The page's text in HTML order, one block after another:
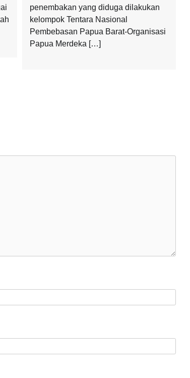
penembakan yang diduga dilakukan
kelompok Tentara Nasional
Pembebasan Papua Barat-Organisasi
Papua Merdeka […]